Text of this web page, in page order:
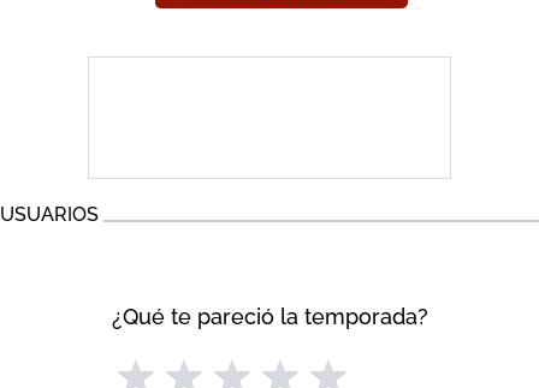
USUARIOS
¿Qué te pareció la temporada?